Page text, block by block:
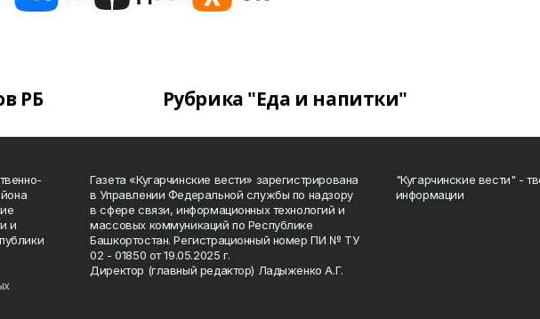
РБ Рубрика "Еда и напитки"
и
Газета «Кугарчинские вести» зарегистрирована
в Управлении Федеральной службы по надзору
в сфере связи, информационных технологий и
массовых коммуникаций по Республике
Башкортостан. Регистрационный номер ПИ № ТУ
02 - 01850 от 19.05.2025 г.
Директор (главный редактор) Ладыженко А.Г.
"Кугарчинские вести" -
информации